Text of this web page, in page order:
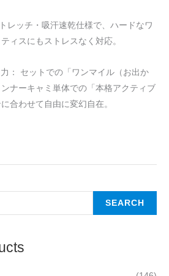
レッチ・吸汗速乾仕様で、ハードなワ
ィスにもストレスなく対応。
： セットでの「ワンマイル（お出か
ナーキャミ単体での「本格アクティブ
合わせて自由に変幻自在。
SEARCH